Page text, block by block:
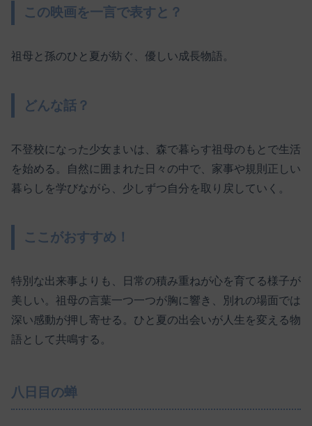
この映画を一言で表すと？
祖母と孫のひと夏が紡ぐ、優しい成長物語。
どんな話？
不登校になった少女まいは、森で暮らす祖母のもとで生活
を始める。自然に囲まれた日々の中で、家事や規則正しい
暮らしを学びながら、少しずつ自分を取り戻していく。
ここがおすすめ！
特別な出来事よりも、日常の積み重ねが心を育てる様子が
美しい。祖母の言葉一つ一つが胸に響き、別れの場面では
深い感動が押し寄せる。ひと夏の出会いが人生を変える物
語として共鳴する。
八日目の蝉